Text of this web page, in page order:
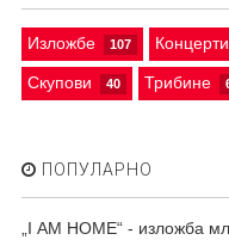
Изложбе 107 Концерти
Скупови 40 Трибине
ПОПУЛАРНО
„I АМ HOME“ - изложба